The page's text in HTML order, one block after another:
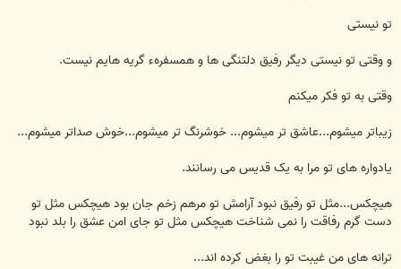
تو نیستی
و وقتی تو نیستی دیگر رفیق دلتنگی ها و همسفرهء گریه هایم نیست.
وقتی به تو فکر میکنم
زیباتر میشوم...عاشق تر میشوم... خوشرنگ تر میشوم...خوش صداتر میشوم...
یادواره های تو مرا به یک قدیس می رسانند.
هیچکس...مثل تو رفیق نبود آرامش تو مرهم زخم جان بود هیچکس مثل تو
دست گرم رفاقت را نمی شناخت هیچکس مثل تو جای امن عشق را بلد نبود
ترانه های من غیبت تو را بغض کرده اند...